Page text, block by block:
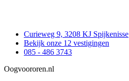
Curieweg 9, 3208 KJ Spijkenisse
Bekijk onze 12 vestigingen
085 - 486 3743
Oogvoororen.nl